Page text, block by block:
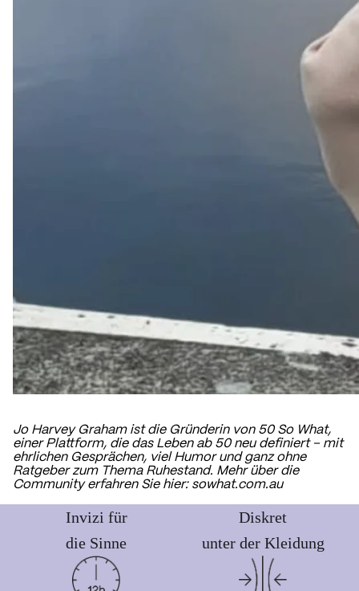
Jo Harvey Graham ist die Gründerin von 50 So What,
einer Plattform, die das Leben ab 50 neu definiert – mit
ehrlichen Gesprächen, viel Humor und ganz ohne
Ratgeber zum Thema Ruhestand. Mehr über die
Community erfahren Sie hier: sowhat.com.au
Invizi für
die Sinne
Diskret
unter der Kleidung